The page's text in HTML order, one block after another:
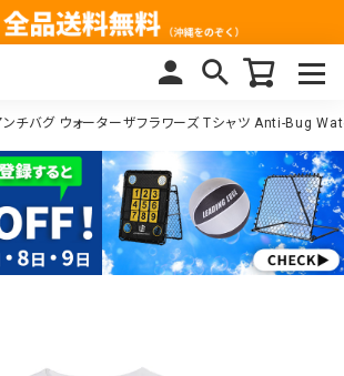
ンチバグ ウォーターザフラワーズ Tシャツ Anti-Bug